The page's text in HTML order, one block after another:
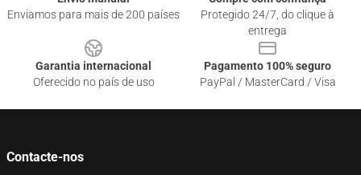
Enviamos para mais de 200 países
Protegido 24/7, do clique à
entrega
Garantia internacional
Oferecido no país de uso
Pagamento 100% seguro
PayPal / MasterCard / Visa
Contacte-nos